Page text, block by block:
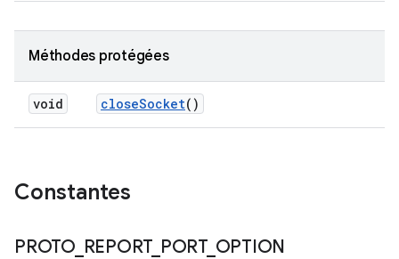
Méthodes protégées
void closeSocket()
Constantes
PROTO_ REPORT_ PORT_ OPTION